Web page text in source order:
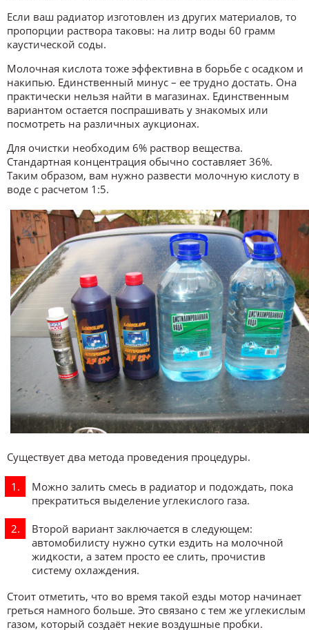
Если ваш радиатор изготовлен из других материалов, то
пропорции раствора таковы: на литр воды 60 грамм
каустической соды.
Молочная кислота тоже эффективна в борьбе с осадком и
накипью. Единственный минус – ее трудно достать. Она
практически нельзя найти в магазинах. Единственным
вариантом остается поспрашивать у знакомых или
посмотреть на различных аукционах.
Для очистки необходим 6% раствор вещества.
Стандартная концентрация обычно составляет 36%.
Таким образом, вам нужно развести молочную кислоту в
воде с расчетом 1:5.
Существует два метода проведения процедуры.
Можно залить смесь в радиатор и подождать, пока
прекратиться выделение углекислого газа.
Второй вариант заключается в следующем:
автомобилисту нужно сутки ездить на молочной
жидкости, а затем просто ее слить, прочистив
систему охлаждения.
Стоит отметить, что во время такой езды мотор начинает
греться намного больше. Это связано с тем же углекислым
газом, который создаёт некие воздушные пробки.